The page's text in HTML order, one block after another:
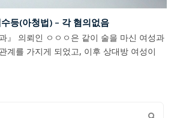
등(아청법) – 각 혐의없음
』 의뢰인 ㅇㅇㅇ은 같이 술을 마신 여성과
계를 가지게 되었고, 이후 상대방 여성이